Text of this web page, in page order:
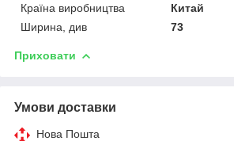
Країна виробництва
Китай
Ширина, див
73
Приховати
Умови доставки
Нова Пошта